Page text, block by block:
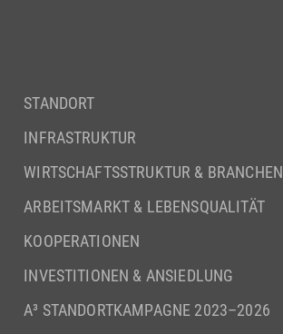
STANDORT
INFRASTRUKTUR
WIRTSCHAFTSSTRUKTUR & BRANCHEN
ARBEITSMARKT & LEBENSQUALITÄT
KOOPERATIONEN
INVESTITIONEN & ANSIEDLUNG
A³ STANDORTKAMPAGNE 2023–2026